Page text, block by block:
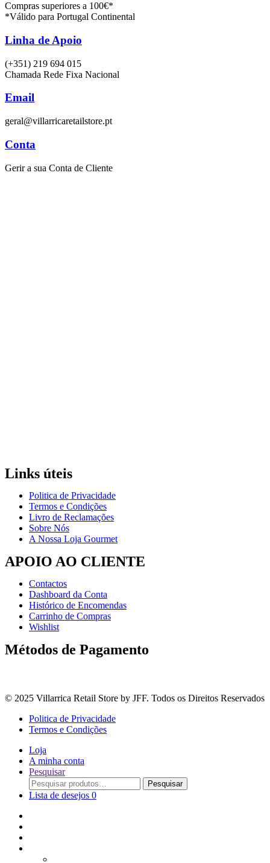
Compras superiores a 100€*
*Válido para Portugal Continental
Linha de Apoio
(+351) 219 694 015
Chamada Rede Fixa Nacional
Email
geral@villarricaretailstore.pt
Conta
Gerir a sua Conta de Cliente
Links úteis
Politica de Privacidade
Termos e Condições
Livro de Reclamações
Sobre Nós
A Nossa Loja Gourmet
APOIO AO CLIENTE
Contactos
Dashboard da Conta
Histórico de Encomendas
Carrinho de Compras
Wishlist
Métodos de Pagamento
© 2025 Villarrica Retail Store by JFF. Todos os Direitos Reservados
Politica de Privacidade
Termos e Condições
Loja
A minha conta
Pesquisar
Procurar
por:
Pesquisar
Lista de desejos 0